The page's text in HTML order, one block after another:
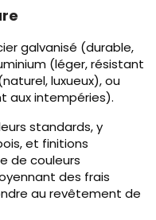
galvanisé (durable,
(léger, résistant
luxueux), ou
aux intempéries).
standards, y
et finitions
de couleurs
des frais
au revêtement de